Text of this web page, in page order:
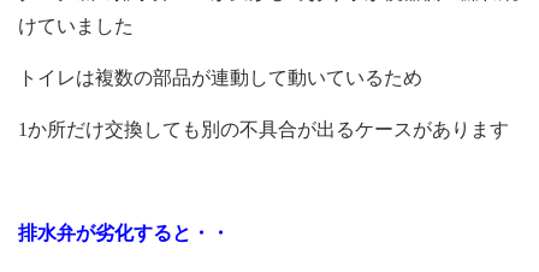
けていました
トイレは複数の部品が連動して動いているため
1か所だけ交換しても別の不具合が出るケースがあります
排水弁が劣化すると・・